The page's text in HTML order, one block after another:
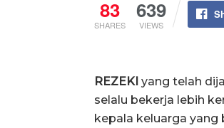
83
SHARES
639
VIEWS
REZEKI yang telah
selalu bekerja lebih
kepala keluarga